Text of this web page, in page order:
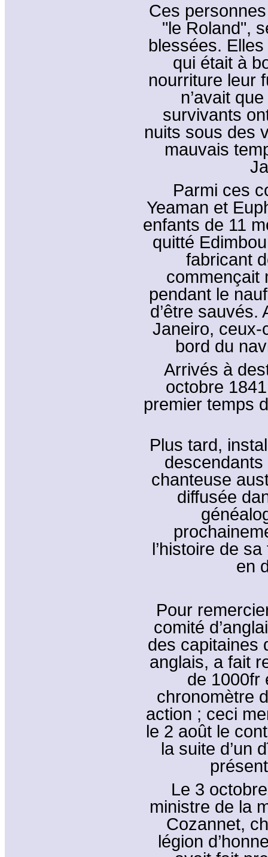
Ces
"le Roland",
blessées.
qui était à
nourriture leur
n’avait
survivants
nuits sous des
mauvais
Parmi ces
Yeaman et
enfants de 11
quitté
fabricant
commençait
pendant le
d’être
Janeiro, ceux-
bord du
Arrivés à
octobre
premier temps
Plus tard,
chanteuse
diffusée
l’histoire de
en
Pour
comité
des capitaines
anglais, a fait
de 1000fr
chronomètre
action ; ceci
le 2 août le
la suite d’un
Le 3
ministre de la
Cozannet,
légion